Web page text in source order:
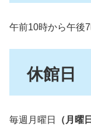
午前10時から午後
休館日
毎週月曜日
（月曜